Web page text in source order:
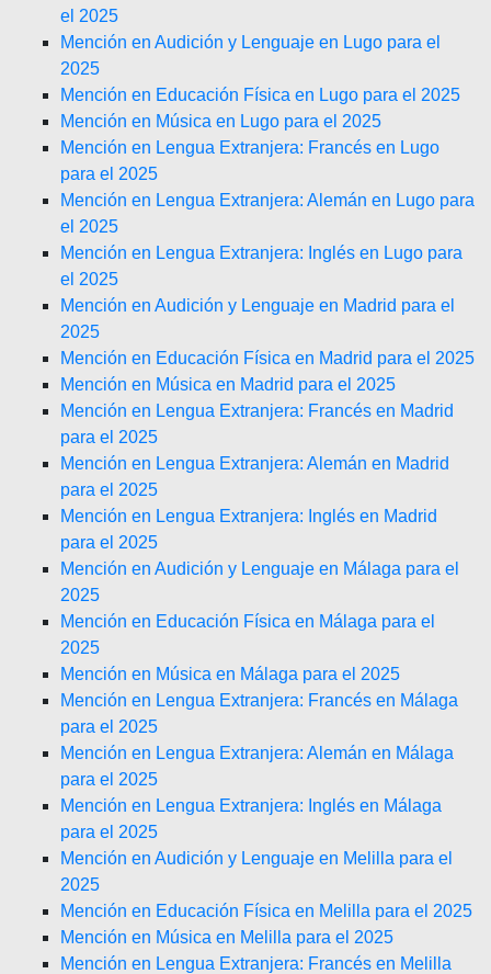
el 2025
Mención en Audición y Lenguaje en Lugo para el
2025
Mención en Educación Física en Lugo para el 2025
Mención en Música en Lugo para el 2025
Mención en Lengua Extranjera: Francés en Lugo
para el 2025
Mención en Lengua Extranjera: Alemán en Lugo para
el 2025
Mención en Lengua Extranjera: Inglés en Lugo para
el 2025
Mención en Audición y Lenguaje en Madrid para el
2025
Mención en Educación Física en Madrid para el 2025
Mención en Música en Madrid para el 2025
Mención en Lengua Extranjera: Francés en Madrid
para el 2025
Mención en Lengua Extranjera: Alemán en Madrid
para el 2025
Mención en Lengua Extranjera: Inglés en Madrid
para el 2025
Mención en Audición y Lenguaje en Málaga para el
2025
Mención en Educación Física en Málaga para el
2025
Mención en Música en Málaga para el 2025
Mención en Lengua Extranjera: Francés en Málaga
para el 2025
Mención en Lengua Extranjera: Alemán en Málaga
para el 2025
Mención en Lengua Extranjera: Inglés en Málaga
para el 2025
Mención en Audición y Lenguaje en Melilla para el
2025
Mención en Educación Física en Melilla para el 2025
Mención en Música en Melilla para el 2025
Mención en Lengua Extranjera: Francés en Melilla